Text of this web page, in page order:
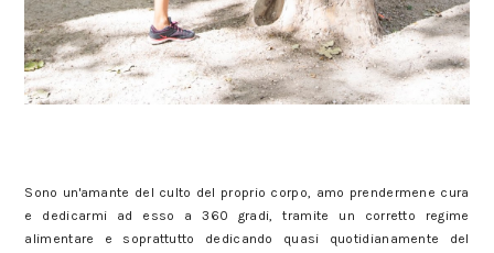
Sono un'amante del culto del proprio corpo, amo prendermene cura
e dedicarmi ad esso a 360 gradi, tramite un corretto regime
alimentare e soprattutto dedicando quasi quotidianamente del